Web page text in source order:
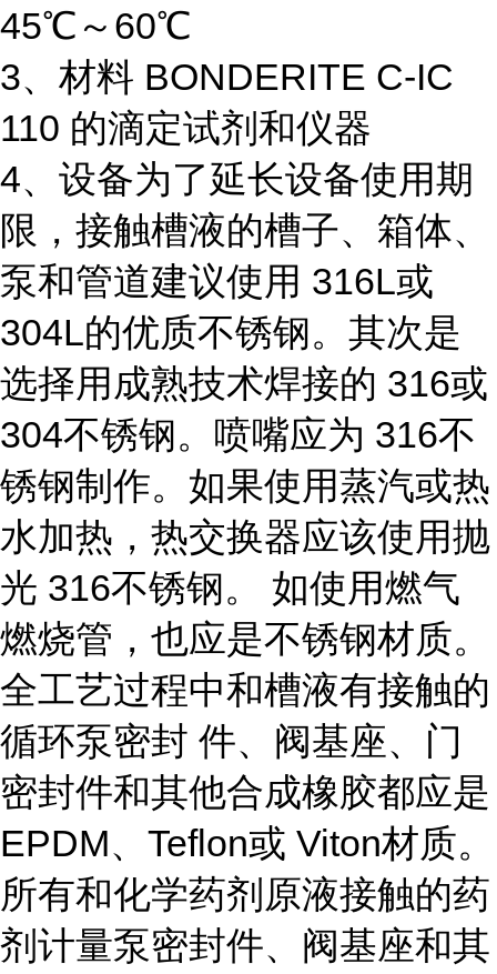
45℃～60℃
3、材料 BONDERITE C-IC
110 的滴定试剂和仪器
4、设备为了延长设备使用期
限，接触槽液的槽子、箱体、
泵和管道建议使用 316L或
304L的优质不锈钢。其次是
选择用成熟技术焊接的 316或
304不锈钢。喷嘴应为 316不
锈钢制作。如果使用蒸汽或热
水加热，热交换器应该使用抛
光 316不锈钢。 如使用燃气
燃烧管，也应是不锈钢材质。
全工艺过程中和槽液有接触的
循环泵密封 件、阀基座、门
密封件和其他合成橡胶都应是
EPDM、Teflon或 Viton材质。
所有和化学药剂原液接触的药
剂计量泵密封件、阀基座和其